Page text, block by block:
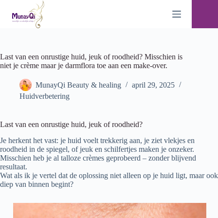
naar
Last van een onrustige huid, jeuk of roodheid? Misschien is
niet je crème maar je darmflora toe aan een make-over.
MunayQi Beauty & healing
april 29, 2025
Huidverbetering
Last van een onrustige huid, jeuk of roodheid?
Je herkent het vast: je huid voelt trekkerig aan, je ziet vlekjes en
roodheid in de spiegel, of jeuk en schilfertjes maken je onzeker.
Misschien heb je al talloze crèmes geprobeerd – zonder blijvend
resultaat.
Wat als ik je vertel dat de oplossing niet alleen op je huid ligt, maar ook
diep van binnen begint?